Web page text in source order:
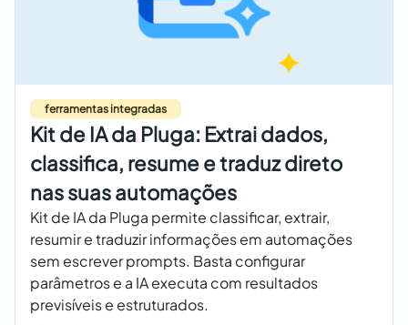
ferramentas integradas
Kit de IA da Pluga: Extrai dados,
classifica, resume e traduz direto
nas suas automações
Kit de IA da Pluga permite classificar, extrair,
resumir e traduzir informações em automações
sem escrever prompts. Basta configurar
parâmetros e a IA executa com resultados
previsíveis e estruturados.